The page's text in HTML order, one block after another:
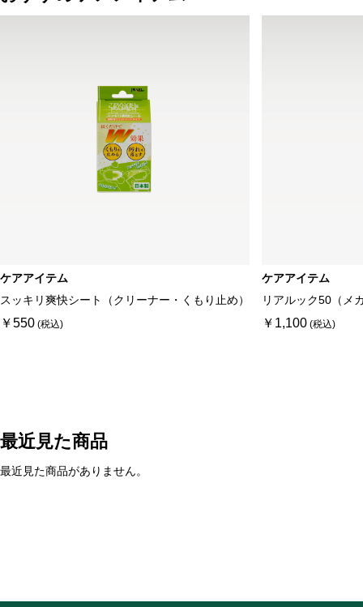
ケアアイテム
スッキリ爽快シート（クリーナー・くもり止め）
￥550
ケアアイテム
リアルック50（メ
￥1,100
最近見た商品
最近見た商品がありません。